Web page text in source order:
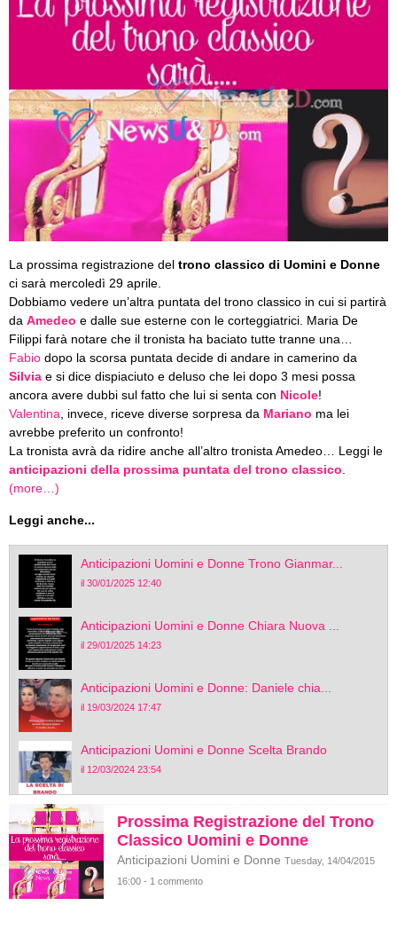
La prossima registrazione del trono classico di Uomini e Donne
ci sarà mercoledì 29 aprile.
Dobbiamo vedere un’altra puntata del trono classico in cui si partirà
da Amedeo e dalle sue esterne con le corteggiatrici. Maria De
Filippi farà notare che il tronista ha baciato tutte tranne una…
Fabio dopo la scorsa puntata decide di andare in camerino da
Silvia e si dice dispiaciuto e deluso che lei dopo 3 mesi possa
ancora avere dubbi sul fatto che lui si senta con Nicole!
Valentina , invece, riceve diverse sorpresa da Mariano ma lei
avrebbe preferito un confronto!
La tronista avrà da ridire anche all’altro tronista Amedeo… Leggi le
anticipazioni della prossima puntata del trono classico
(more…)
Leggi anche...
Anticipazioni Uomini e Donne Trono Gianmar...
il 30/01/2025 12:40
Anticipazioni Uomini e Donne Chiara Nuova ...
il 29/01/2025 14:23
Anticipazioni Uomini e Donne: Daniele chia...
il 19/03/2024 17:47
Anticipazioni Uomini e Donne Scelta Brando
il 12/03/2024 23:54
Prossima Registrazione del Trono
Classico Uomini e Donne
Anticipazioni Uomini e Donne Tuesday, 14/04/2015
16:00 - 1 commento